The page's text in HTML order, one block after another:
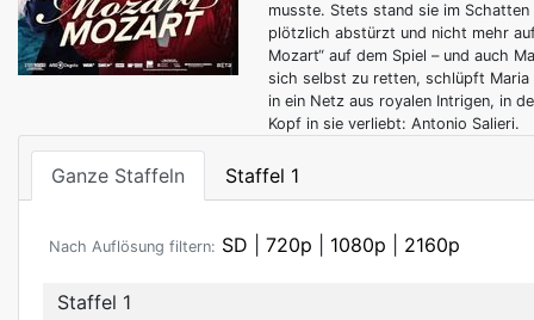
musste. Stets stand sie im
plötzlich abstürzt und nicht mehr
Mozart“ auf dem Spiel – und auch
sich selbst zu retten, schlüpft Maria
in ein Netz aus royalen Intrigen, in
Kopf in sie verliebt: Antonio Salieri.
Ganze Staffeln Staffel 1
Nach Auflösung filtern: SD 720p 1080p 2160p
Staffel 1